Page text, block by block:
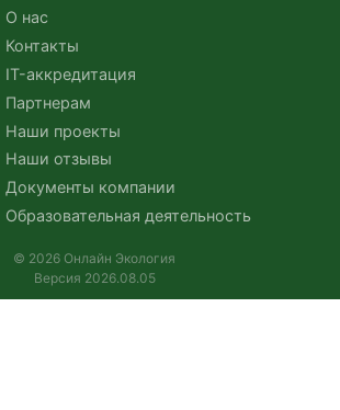
О нас
Контакты
IT-аккредитация
Партнерам
Наши проекты
Наши отзывы
Документы компании
Образовательная деятельность
© 2026 Онлайн Экология
Версия 2026.08.05